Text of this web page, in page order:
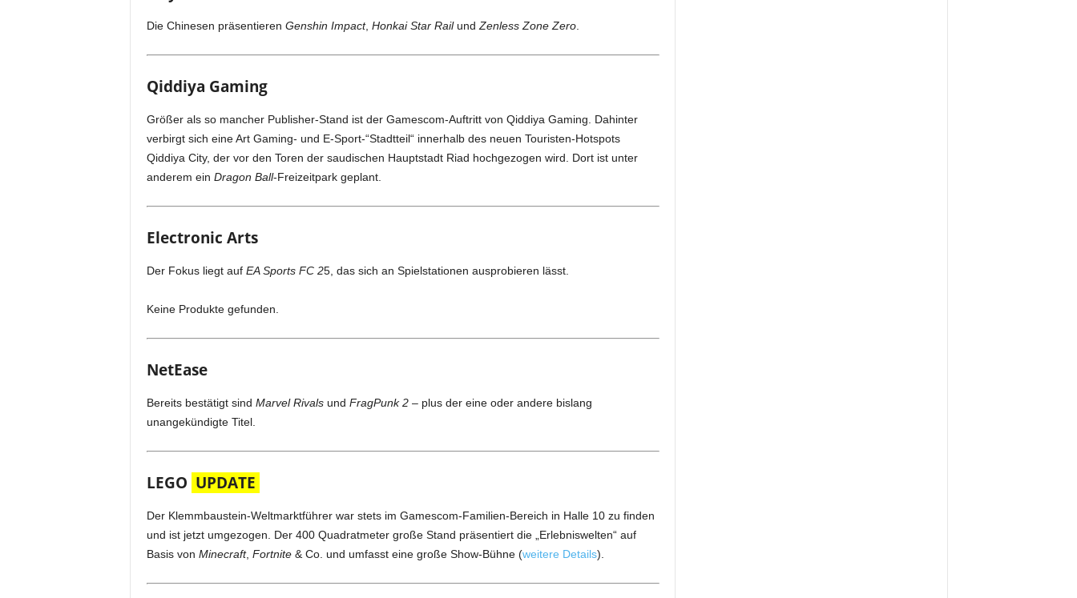
Die Chinesen präsentieren Genshin Impact, Honkai Star Railund Zenless Zone Zero.
Qiddiya Gaming
Größer als so mancher Publisher-Stand ist der Gamescom-Auftritt von Qiddiya Gaming. Dahinter
verbirgt sich eine Art Gaming- und E-Sport-“Stadtteil“ innerhalb des neuen Touristen-Hotspots
Qiddiya City, der vor den Toren der saudischen Hauptstadt Riad hochgezogen wird. Dort ist unter
anderem ein Dragon Ball-Freizeitpark geplant.
Electronic Arts
Der Fokus liegt auf EA Sports FC 25, das sich an Spielstationen ausprobieren lässt.
Keine Produkte gefunden.
NetEase
Bereits bestätigt sind Marvel Rivalsund FragPunk 2– plus der eine oder andere bislang
unangekündigte Titel.
LEGO UPDATE
Der Klemmbaustein-Weltmarktführer war stets im Gamescom-Familien-Bereich in Halle 10 zu finden
und ist jetzt umgezogen. Der 400 Quadratmeter große Stand präsentiert die „Erlebniswelten“ auf
Basis von Minecraft, Fortnite& Co. und umfasst eine große Show-Bühne (weitere Details).